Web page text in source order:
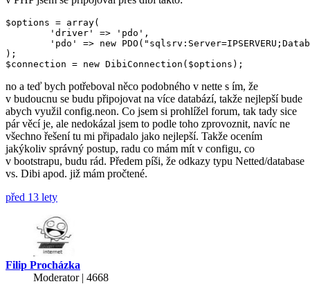
$options = array(
);
no a teď bych potřeboval něco podobného v nette s ím, že
v budoucnu se budu připojovat na více databází, takže nejlepší bude
abych využil config.neon. Co jsem si prohlížel forum, tak tady sice
pár věcí je, ale nedokázal jsem to podle toho zprovoznit, navíc ne
všechno řešení tu mi připadalo jako nejlepší. Takže ocením
jakýkoliv správný postup, radu co mám mít v configu, co
v bootstrapu, budu rád. Předem píši, že odkazy typu Netted/database
vs. Dibi apod. již mám pročtené.
před 13 lety
Filip Procházka
Moderator | 4668